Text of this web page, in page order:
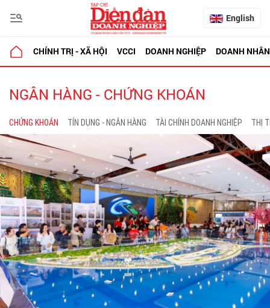
English
CHÍNH TRỊ - XÃ HỘI VCCI DOANH NGHIỆP DOANH NHÂN
NGÂN HÀNG - CHỨNG KHOÁN
CHỨNG KHOÁN TÍN DỤNG - NGÂN HÀNG TÀI CHÍNH DOANH NGHIỆP THỊ